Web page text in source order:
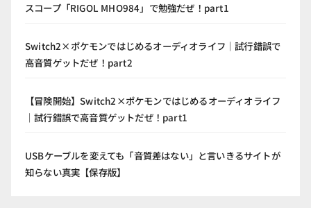
スコープ「RIGOL MHO984」で勉強だぜ！part1
Switch2×ポケモンではじめるオーディオライフ｜試行錯誤で
高音質ゲットだぜ！part2
【冒険開始】Switch2×ポケモンではじめるオーディオライフ
｜試行錯誤で高音質ゲットだぜ！part1
USBケーブルを変えても「音質差はない」と言いきるサイトが
知らない真実【保存版】